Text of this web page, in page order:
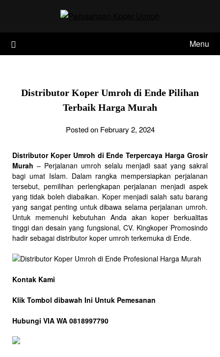
Menu
Distributor Koper Umroh di Ende Pilihan
Terbaik Harga Murah
Posted on February 2, 2024
Distributor Koper Umroh di Ende Terpercaya Harga Grosir
Murah – Perjalanan umroh selalu menjadi saat yang sakral
bagi umat Islam. Dalam rangka mempersiapkan perjalanan
tersebut, pemilihan perlengkapan perjalanan menjadi aspek
yang tidak boleh diabaikan. Koper menjadi salah satu barang
yang sangat penting untuk dibawa selama perjalanan umroh.
Untuk memenuhi kebutuhan Anda akan koper berkualitas
tinggi dan desain yang fungsional, CV. Kingkoper Promosindo
hadir sebagai distributor koper umroh terkemuka di Ende.
Kontak Kami
Klik Tombol dibawah Ini Untuk Pemesanan
Hubungi VIA WA 0818997790